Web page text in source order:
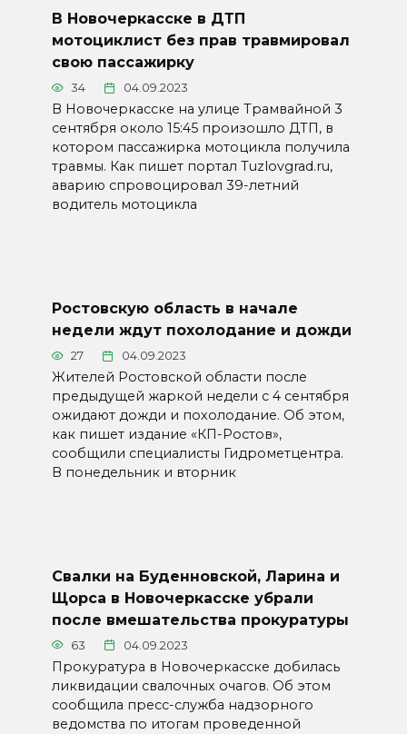
В Новочеркасске в ДТП
мотоциклист без прав травмировал
свою пассажирку
34 04.09.2023
В Новочеркасске на улице Трамвайной 3
сентября около 15:45 произошло ДТП, в
котором пассажирка мотоцикла получила
травмы. Как пишет портал Tuzlovgrad.ru,
аварию спровоцировал 39-летний
водитель мотоцикла
Ростовскую область в начале
недели ждут похолодание и дожди
27 04.09.2023
Жителей Ростовской области после
предыдущей жаркой недели с 4 сентября
ожидают дожди и похолодание. Об этом,
как пишет издание «КП-Ростов»,
сообщили специалисты Гидрометцентра.
В понедельник и вторник
Свалки на Буденновской, Ларина и
Щорса в Новочеркасске убрали
после вмешательства прокуратуры
63 04.09.2023
Прокуратура в Новочеркасске добилась
ликвидации свалочных очагов. Об этом
сообщила пресс-служба надзорного
ведомства по итогам проведенной